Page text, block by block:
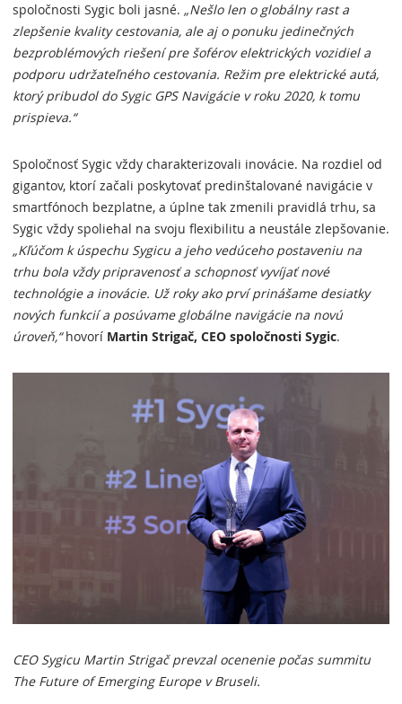
spoločnosti Sygic boli jasné. „Nešlo len o globálny rast a
zlepšenie kvality cestovania, ale aj o ponuku jedinečných
bezproblémových riešení pre šoférov elektrických vozidiel a
podporu udržateľného cestovania. Režim pre elektrické autá,
ktorý pribudol do Sygic GPS Navigácie v roku 2020, k tomu
prispieva.“
Spoločnosť Sygic vždy charakterizovali inovácie. Na rozdiel od
gigantov, ktorí začali poskytovať predinštalované navigácie v
smartfónoch bezplatne, a úplne tak zmenili pravidlá trhu, sa
Sygic vždy spoliehal na svoju flexibilitu a neustále zlepšovanie.
„Kľúčom k úspechu Sygicu a jeho vedúceho postaveniu na
trhu bola vždy pripravenosť a schopnosť vyvíjať nové
technológie a inovácie. Už roky ako prví prinášame desiatky
nových funkcií a posúvame globálne navigácie na novú
úroveň,“hovorí Martin Strigač, CEO spoločnosti Sygic.
CEO Sygicu Martin Strigač prevzal ocenenie počas summitu
The Future of Emerging Europe v Bruseli.